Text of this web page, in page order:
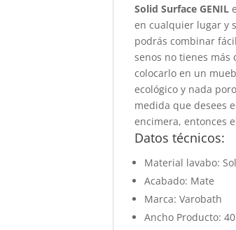
Solid Surface GENIL
en cualquier lugar y
podrás combinar
senos no tienes más
colocarlo en un
ecológico y nada
medida que desees
encimera, entonces
Datos técnicos:
Material lavabo:
Acabado: Mate
Marca: Varobath
Ancho Producto: